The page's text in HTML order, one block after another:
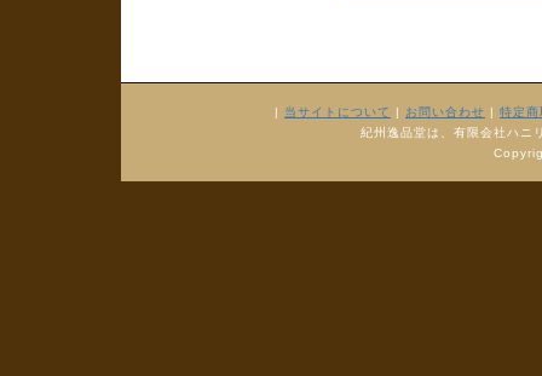
| 当サイトについて | お問い合わせ | 特定
紀州逸品堂は、有限会社ハニ